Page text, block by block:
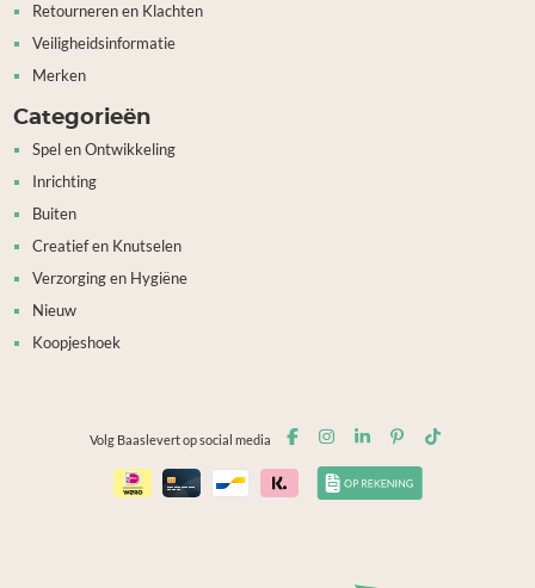
Retourneren en Klachten
Veiligheidsinformatie
Merken
Categorieën
Spel en Ontwikkeling
Inrichting
Buiten
Creatief en Knutselen
Verzorging en Hygiëne
Nieuw
Koopjeshoek
Volg Baaslevert op social media